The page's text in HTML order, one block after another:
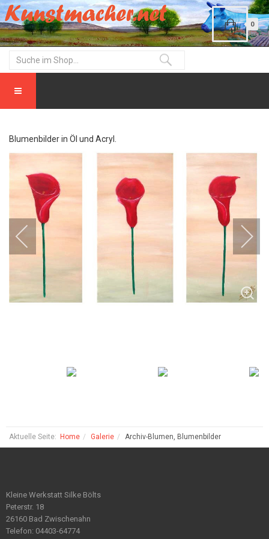
0
Blumenbilder in Öl und Acryl.
Aktuelle Seite: Home Galerie Archiv-Blumen, Blumenbilder
Kleine Werkstatt Silke Bölts
Peterstr. 18
26160 Bad Zwischenahn
Telefon: 04403-64774